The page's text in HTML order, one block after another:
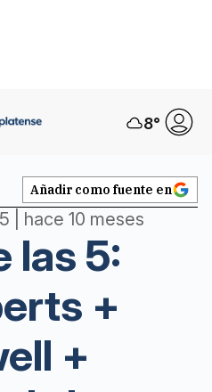
8°
Añadir como fuente en
| hace 10 meses
las 5:
+
+